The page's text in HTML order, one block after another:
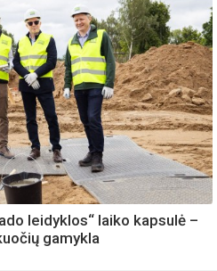
leidyklos“ laiko kapsulė –
gamykla